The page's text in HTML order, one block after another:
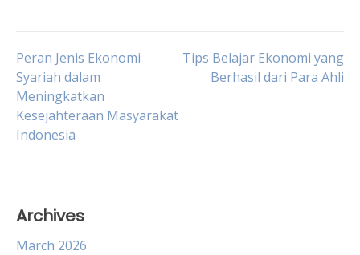
Post
navigation
Peran Jenis Ekonomi
Syariah dalam
Meningkatkan
Kesejahteraan Masyarakat
Indonesia
Tips Belajar Ekonomi yang
Berhasil dari Para Ahli
Archives
March 2026